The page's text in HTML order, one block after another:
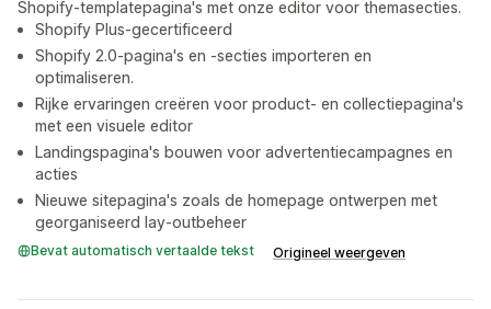
Shopify-templatepagina's met onze editor voor themasecties.
Shopify Plus-gecertificeerd
Shopify 2.0-pagina's en -secties importeren en
optimaliseren.
Rijke ervaringen creëren voor product- en collectiepagina's
met een visuele editor
Landingspagina's bouwen voor advertentiecampagnes en
acties
Nieuwe sitepagina's zoals de homepage ontwerpen met
georganiseerd lay-outbeheer
Bevat automatisch vertaalde tekst Origineel weergeven